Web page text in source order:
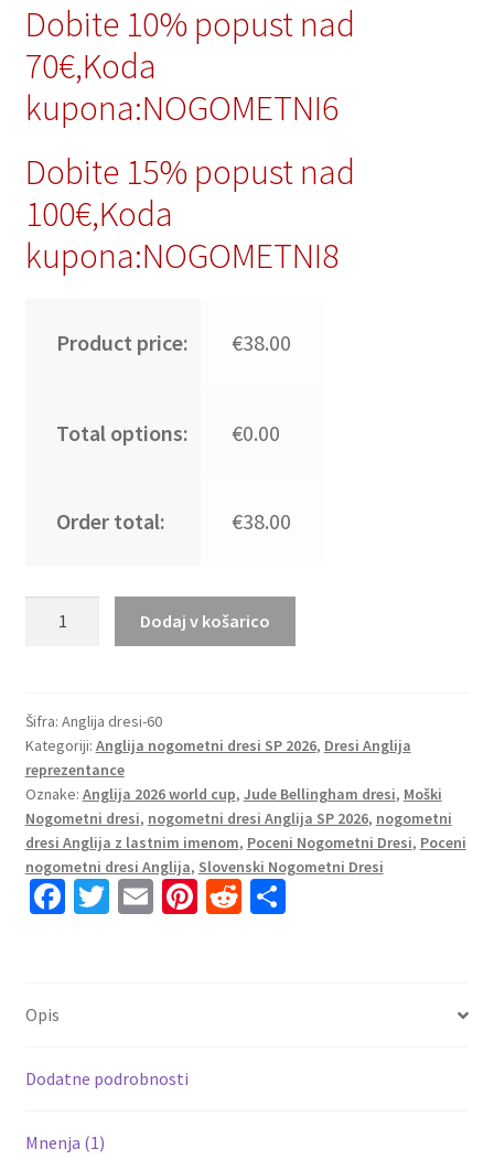
Dobite 10% popust nad
70€,Koda
kupona:NOGOMETNI6
Dobite 15% popust nad
100€,Koda
kupona:NOGOMETNI8
Product price: €38.00
Total options: €0.00
Order total: €38.00
kompleti
Anglija
SP
2026
reprezentance
Jude
Bellingham
#10
Dodaj v košarico
Šifra: Anglija dresi-60
Kategoriji: Anglija nogometni dresi SP 2026, Dresi Anglija
reprezentance
Oznake: Anglija 2026 world cup, Jude Bellingham dresi, Moški
Nogometni dresi, nogometni dresi Anglija SP 2026, nogometni
dresi Anglija z lastnim imenom, Poceni Nogometni Dresi, Poceni
nogometni dresi Anglija, Slovenski Nogometni Dresi
Fa
k
T E Pi R S
Opis
Dodatne podrobnosti
Mnenja (1)